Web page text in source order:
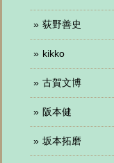
荻野善史
kikko
古賀文博
阪本健
坂本拓磨